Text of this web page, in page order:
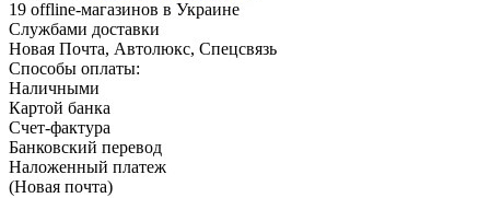
19 offline-магазинов в Украине
Службами доставки
Новая Почта, Автолюкс, Спецсвязь
Способы оплаты:
Наличными
Картой банка
Счет-фактура
Банковский перевод
Наложенный платеж
(Новая почта)